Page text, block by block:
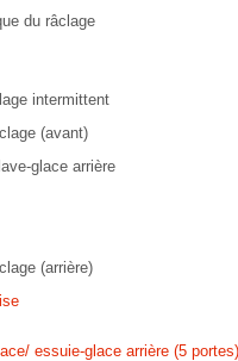
du râclage
intermittent
(avant)
glace arrière
(arrière)
essuie-glace arrière (5 portes)